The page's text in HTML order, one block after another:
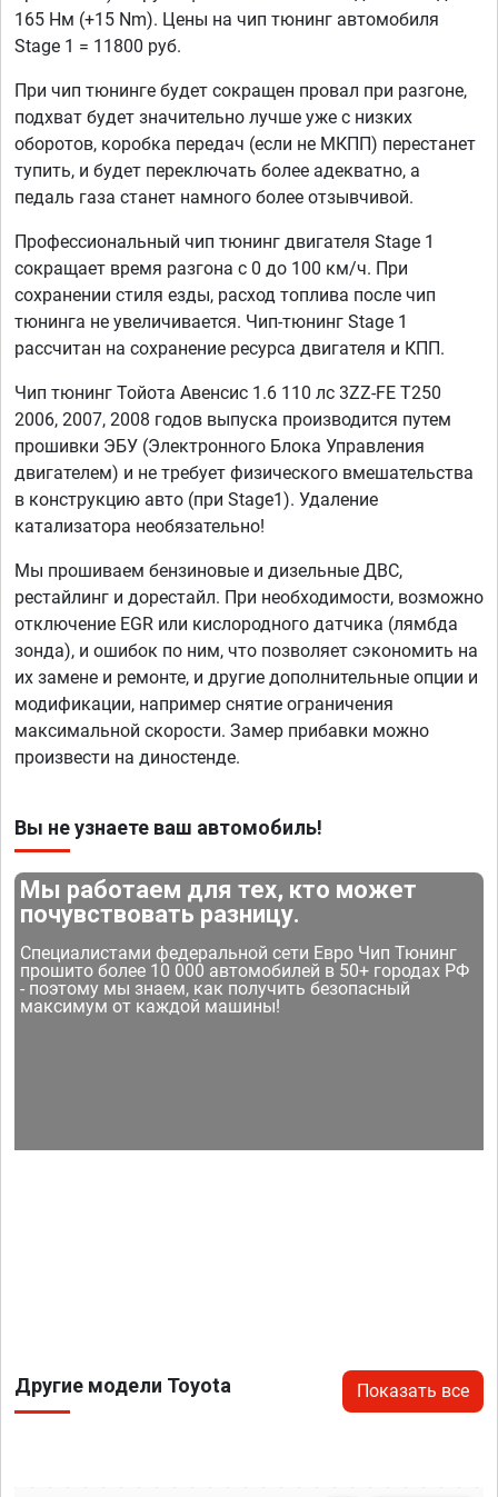
165 Нм (+15 Nm). Цены на чип тюнинг автомобиля
Stage 1 = 11800 руб.
При чип тюнинге будет сокращен провал при разгоне,
подхват будет значительно лучше уже с низких
оборотов, коробка передач (если не МКПП) перестанет
тупить, и будет переключать более адекватно, а
педаль газа станет намного более отзывчивой.
Профессиональный чип тюнинг двигателя Stage 1
сокращает время разгона с 0 до 100 км/ч. При
сохранении стиля езды, расход топлива после чип
тюнинга не увеличивается. Чип-тюнинг Stage 1
рассчитан на сохранение ресурса двигателя и КПП.
Чип тюнинг Тойота Авенсис 1.6 110 лс 3ZZ-FE T250
2006, 2007, 2008 годов выпуска производится путем
прошивки ЭБУ (Электронного Блока Управления
двигателем) и не требует физического вмешательства
в конструкцию авто (при Stage1). Удаление
катализатора необязательно!
Мы прошиваем бензиновые и дизельные ДВС,
рестайлинг и дорестайл. При необходимости, возможно
отключение EGR или кислородного датчика (лямбда
зонда), и ошибок по ним, что позволяет сэкономить на
их замене и ремонте, и другие дополнительные опции и
модификации, например снятие ограничения
максимальной скорости. Замер прибавки можно
произвести на диностенде.
Вы не узнаете ваш автомобиль!
Мы работаем для тех, кто может
почувствовать разницу.
Специалистами федеральной сети Евро Чип Тюнинг
прошито более 10 000 автомобилей в 50+ городах РФ
- поэтому мы знаем, как получить безопасный
максимум от каждой машины!
Другие модели Toyota Показать все